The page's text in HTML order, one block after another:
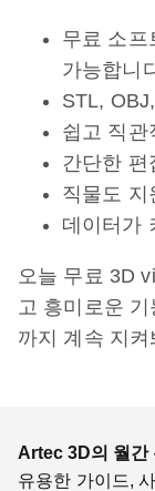
무료 소프
가능합니
STL,
쉽고 직관
간단한 편
직물도 지
데이터가
오늘 무료 3D
고 흥미로운
까지 계속 지
Artec 3D의 월간
유용한 가이드,